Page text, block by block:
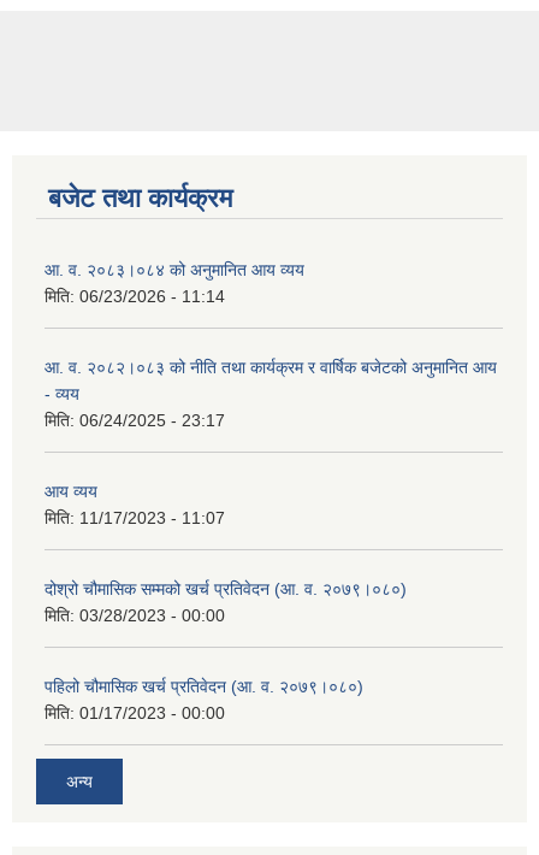
बजेट तथा कार्यक्रम
आ. व. २०८३।०८४ को अनुमानित आय व्यय
मिति: 06/23/2026 - 11:14
आ. व. २०८२।०८३ को नीति तथा कार्यक्रम र वार्षिक बजेटको अनुमानित आय
- व्यय
मिति: 06/24/2025 - 23:17
आय व्यय
मिति: 11/17/2023 - 11:07
दोश्रो चौमासिक सम्मको खर्च प्रतिवेदन (आ. व. २०७९।०८०)
मिति: 03/28/2023 - 00:00
पहिलो चौमासिक खर्च प्रतिवेदन (आ. व. २०७९।०८०)
मिति: 01/17/2023 - 00:00
अन्य